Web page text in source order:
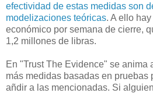
efectividad de estas medidas son
modelizaciones teóricas. A ello
económico por semana de cierre,
1,2 millones de libras.
En "Trust The Evidence" se anima
más medidas basadas en pruebas
añdir a las mencionadas. Si